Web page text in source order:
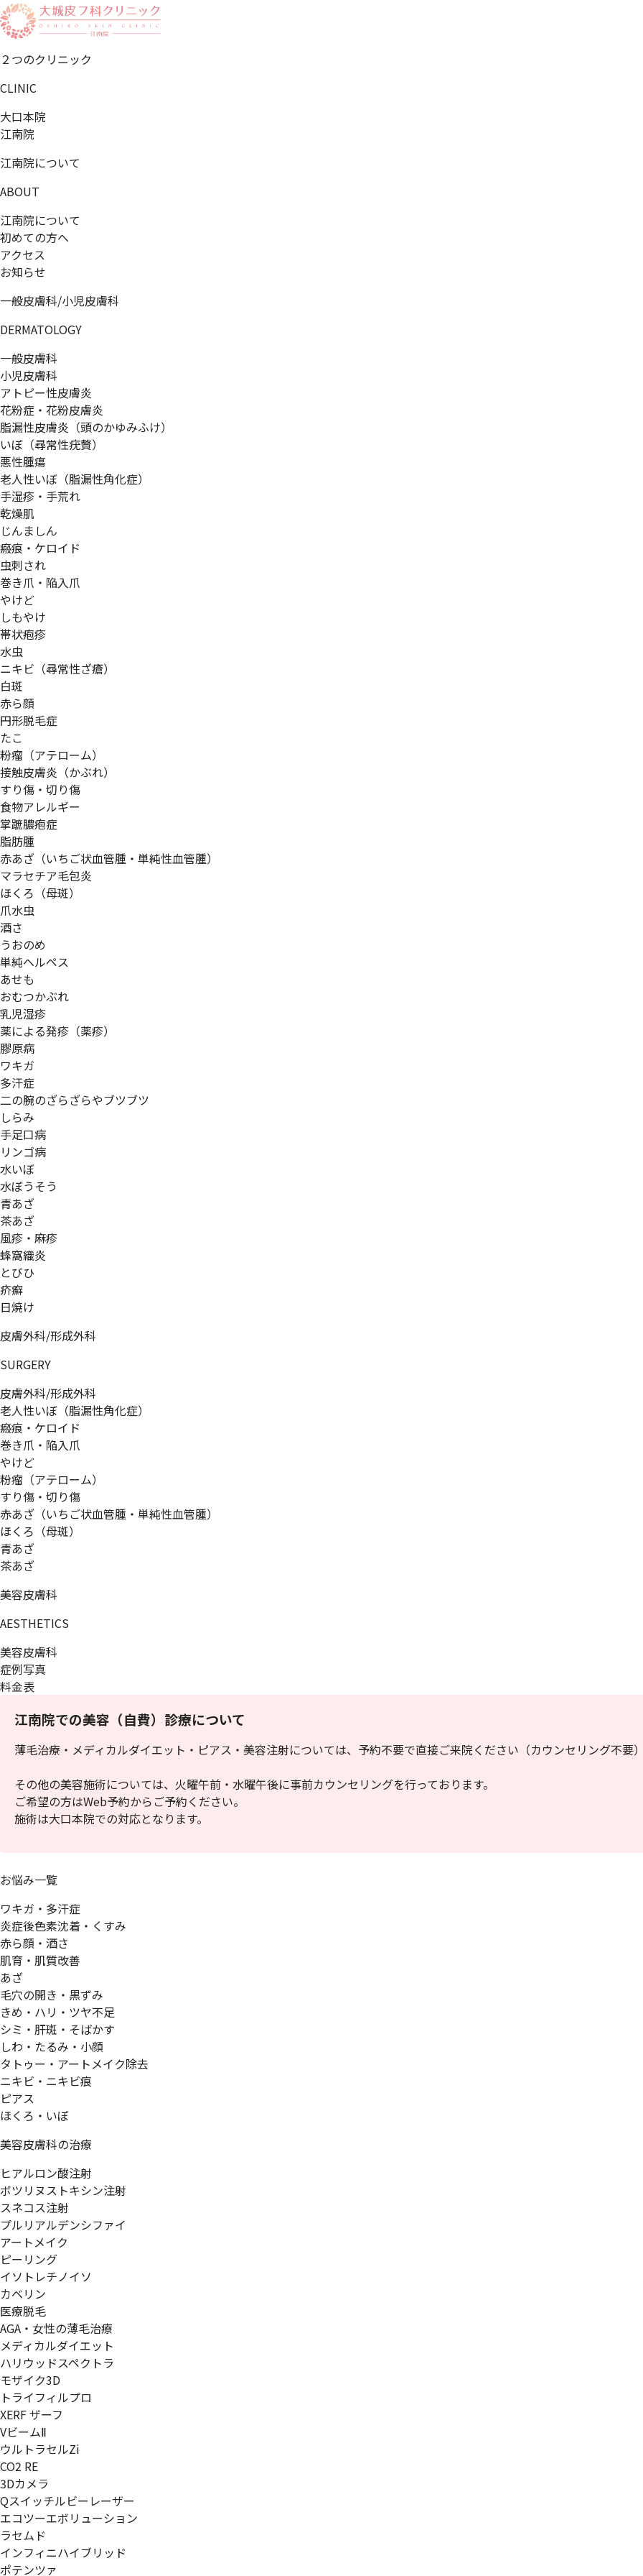
２つのクリニック
CLINIC
大口本院
江南院
江南院について
ABOUT
江南院について
初めての方へ
アクセス
お知らせ
一般皮膚科/小児皮膚科
DERMATOLOGY
一般皮膚科
小児皮膚科
アトピー性皮膚炎
花粉症・花粉皮膚炎
脂漏性皮膚炎（頭のかゆみふけ）
いぼ（尋常性疣贅）
悪性腫瘍
老人性いぼ（脂漏性角化症）
手湿疹・手荒れ
乾燥肌
じんましん
瘢痕・ケロイド
虫刺され
巻き爪・陥入爪
やけど
しもやけ
帯状疱疹
水虫
ニキビ（尋常性ざ瘡）
白斑
赤ら顔
円形脱毛症
たこ
粉瘤（アテローム）
接触皮膚炎（かぶれ）
すり傷・切り傷
食物アレルギー
掌蹠膿疱症
脂肪腫
赤あざ（いちご状血管腫・単純性血管腫）
マラセチア毛包炎
ほくろ（母斑）
爪水虫
酒さ
うおのめ
単純ヘルペス
あせも
おむつかぶれ
乳児湿疹
薬による発疹（薬疹）
膠原病
ワキガ
多汗症
二の腕のざらざらやブツブツ
しらみ
手足口病
リンゴ病
水いぼ
水ぼうそう
青あざ
茶あざ
風疹・麻疹
蜂窩織炎
とびひ
疥癬
日焼け
皮膚外科/形成外科
SURGERY
皮膚外科/形成外科
老人性いぼ（脂漏性角化症）
瘢痕・ケロイド
巻き爪・陥入爪
やけど
粉瘤（アテローム）
すり傷・切り傷
赤あざ（いちご状血管腫・単純性血管腫）
ほくろ（母斑）
青あざ
茶あざ
美容皮膚科
AESTHETICS
美容皮膚科
症例写真
料金表
江南院での美容（自費）診療について
薄毛治療・メディカルダイエット・ピアス・美容注射については、予約不要で直接ご来院ください（カウンセリング不要
その他の美容施術については、火曜午前・水曜午後に事前カウンセリングを行っております。
ご希望の方はWeb予約からご予約ください。
施術は大口本院での対応となります。
お悩み一覧
ワキガ・多汗症
炎症後色素沈着・くすみ
赤ら顔・酒さ
肌育・肌質改善
あざ
毛穴の開き・黒ずみ
きめ・ハリ・ツヤ不足
シミ・肝斑・そばかす
しわ・たるみ・小顔
タトゥー・アートメイク除去
ニキビ・ニキビ痕
ピアス
ほくろ・いぼ
美容皮膚科の治療
ヒアルロン酸注射
ボツリヌストキシン注射
スネコス注射
プルリアルデンシファイ
アートメイク
ピーリング
イソトレチノイソ
カベリン
医療脱毛
AGA・女性の薄毛治療
メディカルダイエット
ハリウッドスペクトラ
モザイク3D
トライフィルプロ
XERF ザーフ
VビームⅡ
ウルトラセルZi
CO2 RE
3Dカメラ
Qスイッチルビーレーザー
エコツーエボリューション
ラセムド
インフィニハイブリッド
ポテンツァ